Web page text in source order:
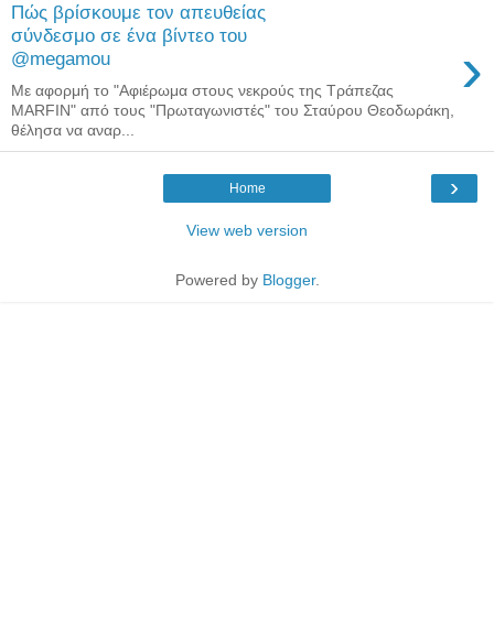
Πώς βρίσκουμε τον απευθείας
σύνδεσμο σε ένα βίντεο του
@megamou
›
Με αφορμή το "Αφιέρωμα στους νεκρούς της Τράπεζας
MARFIN" από τους "Πρωταγωνιστές" του Σταύρου Θεοδωράκη,
θέλησα να αναρ...
›
Home
View web version
Powered by Blogger.